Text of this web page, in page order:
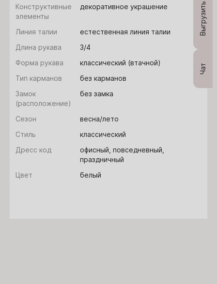
Чат
Выгрузить
Конструктивные
элементы
декоративное украшение
Линия талии
естественная линия талии
Длина рукава
3/4
Форма рукава
классический (втачной)
Тип карманов
без карманов
Замок
(расположение)
без замка
Сезон
весна/лето
Стиль
классический
Дресс код
офисный, повседневный,
праздничный
Цвет
белый